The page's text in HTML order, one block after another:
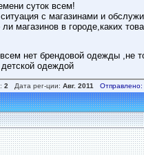
суток всем!
с магазинами и
магазинов в городе,каких
нет брендовой одежды ,не
одеждой
2 Дата рег-ции: Авг. 2011 Отправлено: